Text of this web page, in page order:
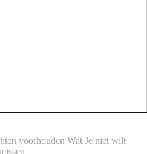
voorhouden Wat Je niet wilt